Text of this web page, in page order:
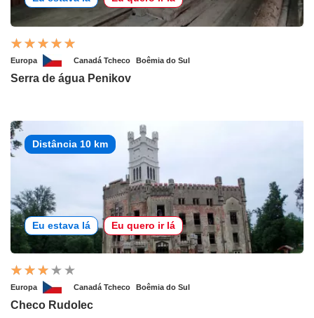
Europa Canadá Tcheco Boêmia do Sul
Serra de água Penikov
Distância 10 km
Eu estava lá Eu quero ir lá
Europa Canadá Tcheco Boêmia do Sul
Checo Rudolec